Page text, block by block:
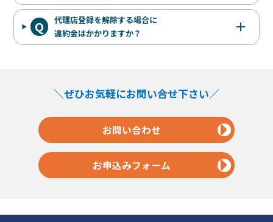
Q
代理店登録を解除する場合に
違約金はかかりますか？
＋
＼ぜひお気軽にお問い合せ下さい／
お問い合わせ
お申込みフォーム